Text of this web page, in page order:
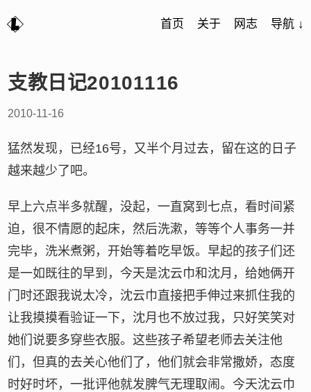
首页 关于 网志 导航 ↓
支教日记20101116
2010-11-16
猛然发现，已经16号，又半个月过去，留在这的日子
越来越少了吧。
早上六点半多就醒，没起，一直窝到七点，看时间紧
迫，很不情愿的起床，然后洗漱，等等个人事务一并
完毕，洗米煮粥，开始等着吃早饭。早起的孩子们还
是一如既往的早到，今天是沈云巾和沈月，给她俩开
门时还跟我说太冷，沈云巾直接把手伸过来抓住我的
让我摸摸看验证一下，沈月也不放过我，只好笑笑对
她们说要多穿些衣服。这些孩子希望老师去关注他
们，但真的去关心他们了，他们就会非常撒娇，态度
时好时坏，一批评他就发脾气无理取闹。今天沈云巾